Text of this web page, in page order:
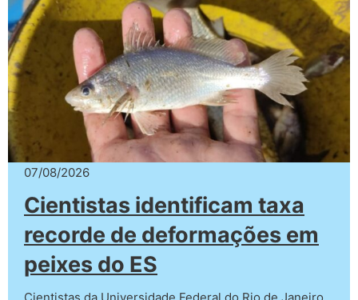
07/08/2026
Cientistas identificam taxa
recorde de deformações em
peixes do ES